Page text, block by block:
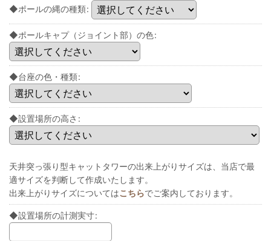
◆ポールの縄の種類:
◆ポールキャプ（ジョイント部）の色:
◆台座の色・種類:
◆設置場所の高さ :
天井突っ張り型キャットタワーの出来上がりサイズは、当店で最
適サイズを判断して作成いたします。
出来上がりサイズについてはこちらでご案内しております。
◆設置場所の計測実寸: